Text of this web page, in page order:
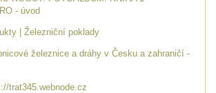
- úvod
| Železniční poklady
železnice a dráhy v Česku a zahraničí -
trat345.webnode.cz